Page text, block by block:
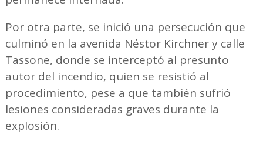
Por otra parte, se inició una persecución que
culminó en la avenida Néstor Kirchner y calle
Tassone, donde se interceptó al presunto
autor del incendio, quien se resistió al
procedimiento, pese a que también sufrió
lesiones consideradas graves durante la
explosión.